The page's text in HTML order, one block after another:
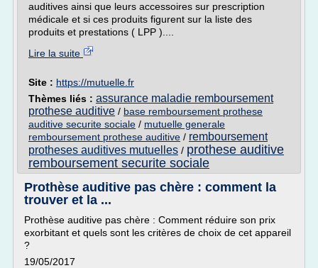
auditives ainsi que leurs accessoires sur prescription
médicale et si ces produits figurent sur la liste des
produits et prestations ( LPP )....
Lire la suite
Site : https://mutuelle.fr
Thèmes liés : assurance maladie remboursement
prothese auditive / base remboursement prothese
auditive securite sociale / mutuelle generale
remboursement prothese auditive / remboursement
protheses auditives mutuelles / prothese auditive
remboursement securite sociale
Prothèse auditive pas chère : comment la
trouver et la ...
Prothèse auditive pas chère : Comment réduire son prix
exorbitant et quels sont les critères de choix de cet appareil
?
19/05/2017